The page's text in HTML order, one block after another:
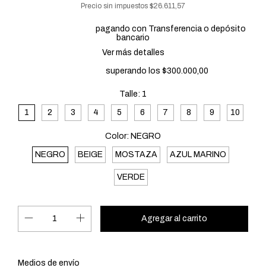
Precio sin impuestos $26.611,57
pagando con Transferencia o depósito
bancario
Ver más detalles
superando los $300.000,00
Talle: 1
1 2 3 4 5 6 7 8 9 10
Color: NEGRO
NEGRO BEIGE MOSTAZA AZUL MARINO
VERDE
Entregas para el CP:
Medios de envío